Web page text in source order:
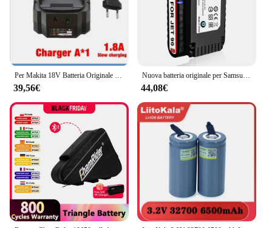
Per Makita 18V Batteria Originale 6Ah BL1850B Li-Ion Batteria di Ricambio BL1850 BL1860B BL1860 BL1840B BL1830B BL1830 LXT-400 RU
39,56€
Nuova batteria originale per Samsung JET75 JET90 JET90E VS9000 VCA-SBT90 muslimatexlimb
44,08€